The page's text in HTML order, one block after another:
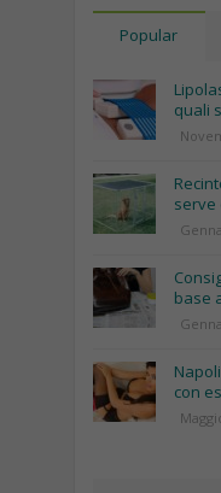
Popular
quali
serve
base
con